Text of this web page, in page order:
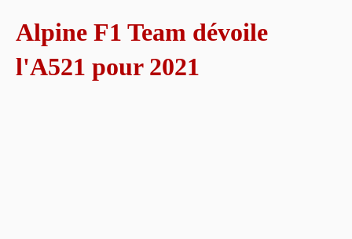
Alpine F1 Team dévoile
l'A521 pour 2021